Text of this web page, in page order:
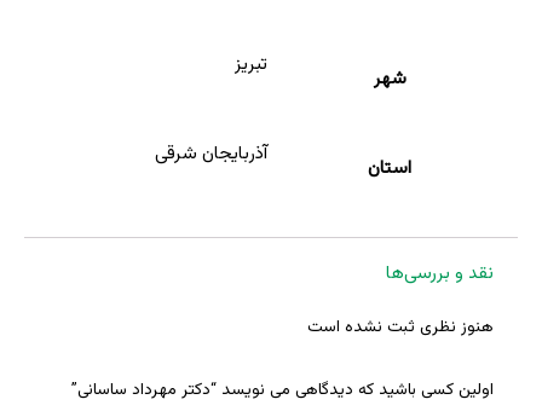
شهر
تبریز
استان
آذربایجان شرقی
نقد و بررسی‌ها
هنوز نظری ثبت نشده است
اولین کسی باشید که دیدگاهی می نویسد “دکتر مهرداد ساسانی”